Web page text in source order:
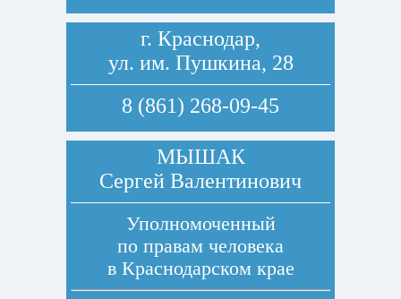
г. Краснодар,
ул. им. Пушкина, 28
8 (861) 268-09-45
МЫШАК
Сергей Валентинович
Уполномоченный
по правам человека
в Краснодарском крае